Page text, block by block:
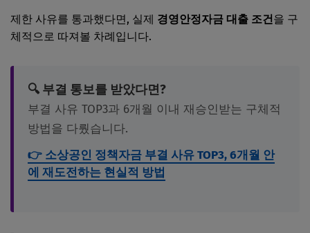
제한 사유를 통과했다면, 실제 경영안정자금 대출 조건을 구
체적으로 따져볼 차례입니다.
🔍 부결 통보를 받았다면?
부결 사유 TOP3과 6개월 이내 재승인받는 구체적
방법을 다뤘습니다.
👉 소상공인 정책자금 부결 사유 TOP3, 6개월 안
에 재도전하는 현실적 방법